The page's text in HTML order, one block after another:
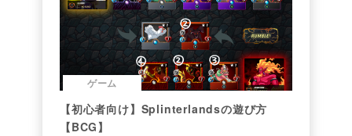
ゲーム
【初心者向け】Splinterlandsの遊び方
【BCG】